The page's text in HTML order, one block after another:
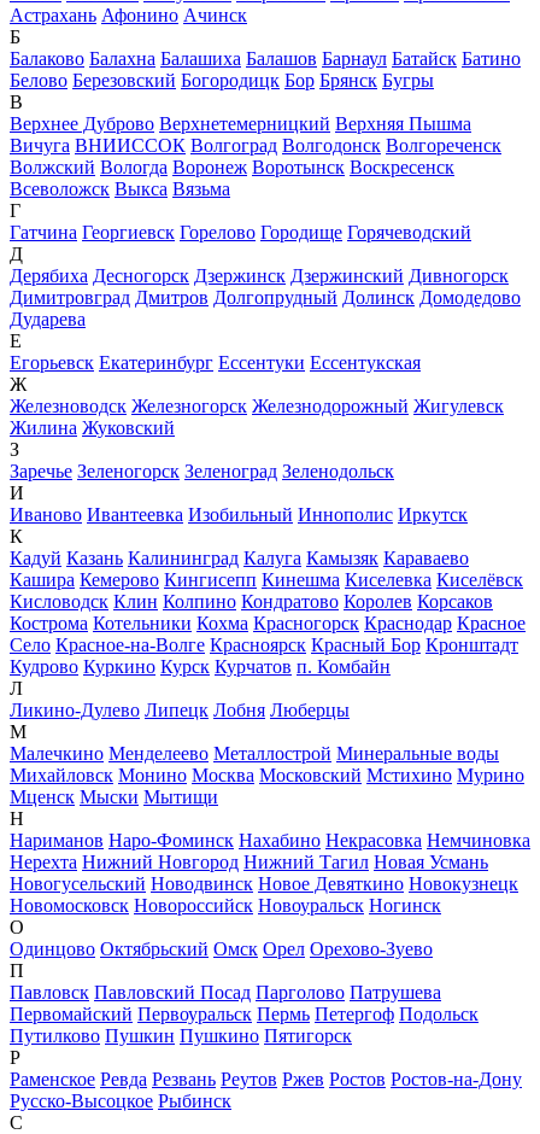
Астрахань Афонино Ачинск
Б
Балаково Балахна Балашиха Балашов Барнаул Батайск Батино
Белово Березовский Богородицк Бор Брянск Бугры
В
Верхнее Дуброво Верхнетемерницкий Верхняя Пышма
Вичуга ВНИИССОК Волгоград Волгодонск Волгореченск
Волжский Вологда Воронеж Воротынск Воскресенск
Всеволожск Выкса Вязьма
Г
Гатчина Георгиевск Горелово Городище Горячеводский
Д
Дерябиха Десногорск Дзержинск Дзержинский Дивногорск
Димитровград Дмитров Долгопрудный Долинск Домодедово
Дударева
Е
Егорьевск Екатеринбург Ессентуки Ессентукская
Ж
Железноводск Железногорск Железнодорожный Жигулевск
Жилина Жуковский
З
Заречье Зеленогорск Зеленоград Зеленодольск
И
Иваново Ивантеевка Изобильный Иннополис Иркутск
К
Кадуй Казань Калининград Калуга Камызяк Караваево
Кашира Кемерово Кингисепп Кинешма Киселевка Киселёвск
Кисловодск Клин Колпино Кондратово Королев Корсаков
Кострома Котельники Кохма Красногорск Краснодар Красное
Село Красное-на-Волге Красноярск Красный Бор Кронштадт
Кудрово Куркино Курск Курчатов п. Комбайн
Л
Ликино-Дулево Липецк Лобня Люберцы
М
Малечкино Менделеево Металлострой Минеральные воды
Михайловск Монино Москва Московский Мстихино Мурино
Мценск Мыски Мытищи
Н
Нариманов Наро-Фоминск Нахабино Некрасовка Немчиновка
Нерехта Нижний Новгород Нижний Тагил Новая Усмань
Новогусельский Новодвинск Новое Девяткино Новокузнецк
Новомосковск Новороссийск Новоуральск Ногинск
О
Одинцово Октябрьский Омск Орел Орехово-Зуево
П
Павловск Павловский Посад Парголово Патрушева
Первомайский Первоуральск Пермь Петергоф Подольск
Путилково Пушкин Пушкино Пятигорск
Р
Раменское Ревда Резвань Реутов Ржев Ростов Ростов-на-Дону
Русско-Высоцкое Рыбинск
С